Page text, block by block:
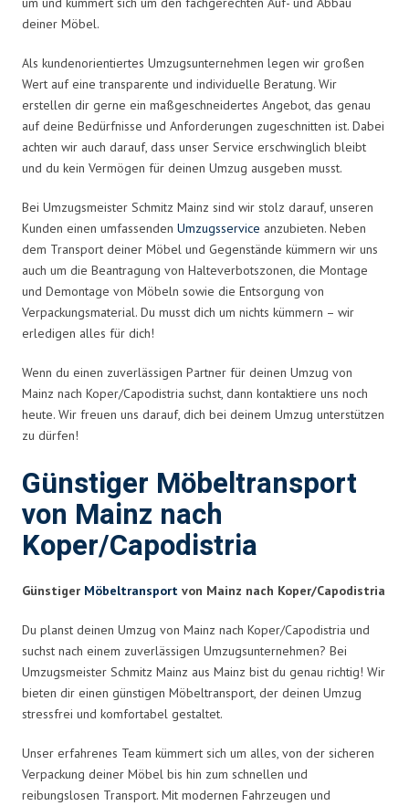
deiner Möbel.
Als kundenorientiertes Umzugsunternehmen legen wir großen
Wert auf eine transparente und individuelle Beratung. Wir
erstellen dir gerne ein maßgeschneidertes Angebot, das genau
auf deine Bedürfnisse und Anforderungen zugeschnitten ist. Dabei
achten wir auch darauf, dass unser Service erschwinglich bleibt
und du kein Vermögen für deinen Umzug ausgeben musst.
Bei Umzugsmeister Schmitz Mainz sind wir stolz darauf, unseren
Kunden einen umfassenden Umzugsservice anzubieten. Neben
dem Transport deiner Möbel und Gegenstände kümmern wir uns
auch um die Beantragung von Halteverbotszonen, die Montage
und Demontage von Möbeln sowie die Entsorgung von
Verpackungsmaterial. Du musst dich um nichts kümmern – wir
erledigen alles für dich!
Wenn du einen zuverlässigen Partner für deinen Umzug von
Mainz nach Koper/Capodistria suchst, dann kontaktiere uns noch
heute. Wir freuen uns darauf, dich bei deinem Umzug unterstützen
zu dürfen!
Günstiger Möbeltransport
von Mainz nach
Koper/Capodistria
Günstiger Möbeltransport von Mainz nach Koper/Capodistria
Du planst deinen Umzug von Mainz nach Koper/Capodistria und
suchst nach einem zuverlässigen Umzugsunternehmen? Bei
Umzugsmeister Schmitz Mainz aus Mainz bist du genau richtig! Wir
bieten dir einen günstigen Möbeltransport, der deinen Umzug
stressfrei und komfortabel gestaltet.
Unser erfahrenes Team kümmert sich um alles, von der sicheren
Verpackung deiner Möbel bis hin zum schnellen und
reibungslosen Transport. Mit modernen Fahrzeugen und